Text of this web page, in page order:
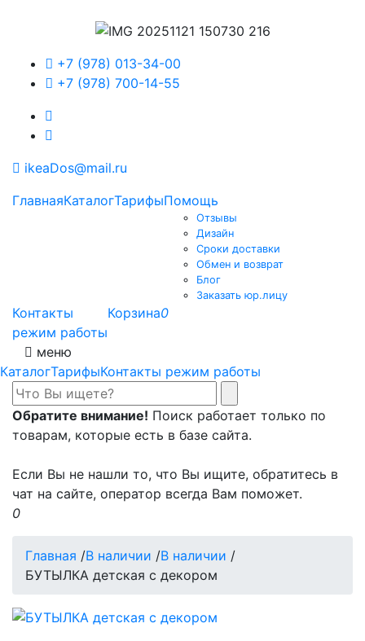
+7 (978) 013-34-00
+7 (978) 700-14-55
ikeaDos@mail.ru
ГлавнаяКаталогТарифыПомощь
Отзывы
Дизайн
Сроки доставки
Обмен и возврат
Блог
Заказать юр.лицу
Контакты
режим работы
Корзина0
меню
КаталогТарифыКонтакты режим работы
Обратите внимание! Поиск работает только по
товарам, которые есть в базе сайта.
Если Вы не нашли то, что Вы ищите, обратитесь в
чат на сайте, оператор всегда Вам поможет.
0
Главная /В наличии /В наличии /
БУТЫЛКА детская с декором